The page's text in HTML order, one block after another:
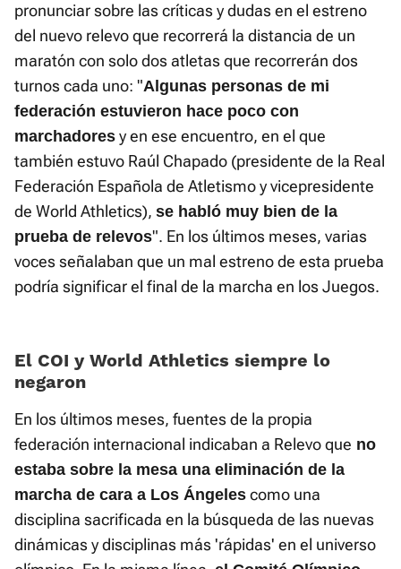
pronunciar sobre las críticas y dudas en el estreno
del nuevo relevo que recorrerá la distancia de un
maratón con solo dos atletas que recorrerán dos
turnos cada uno: "Algunas personas de mi
federación estuvieron hace poco con
marchadores y en ese encuentro, en el que
también estuvo Raúl Chapado (presidente de la Real
Federación Española de Atletismo y vicepresidente
de World Athletics), se habló muy bien de la
prueba de relevos". En los últimos meses, varias
voces señalaban que un mal estreno de esta prueba
podría significar el final de la marcha en los Juegos.
El COI y World Athletics siempre lo
negaron
En los últimos meses, fuentes de la propia
federación internacional indicaban a Relevo que no
estaba sobre la mesa una eliminación de la
marcha de cara a Los Ángeles como una
disciplina sacrificada en la búsqueda de las nuevas
dinámicas y disciplinas más 'rápidas' en el universo